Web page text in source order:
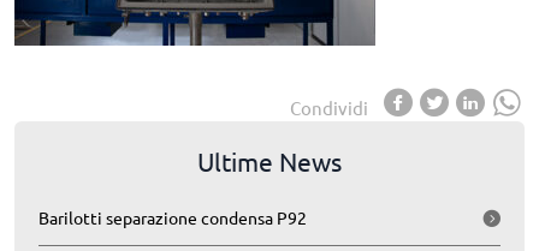
Condividi
Ultime News
Barilotti separazione condensa P92